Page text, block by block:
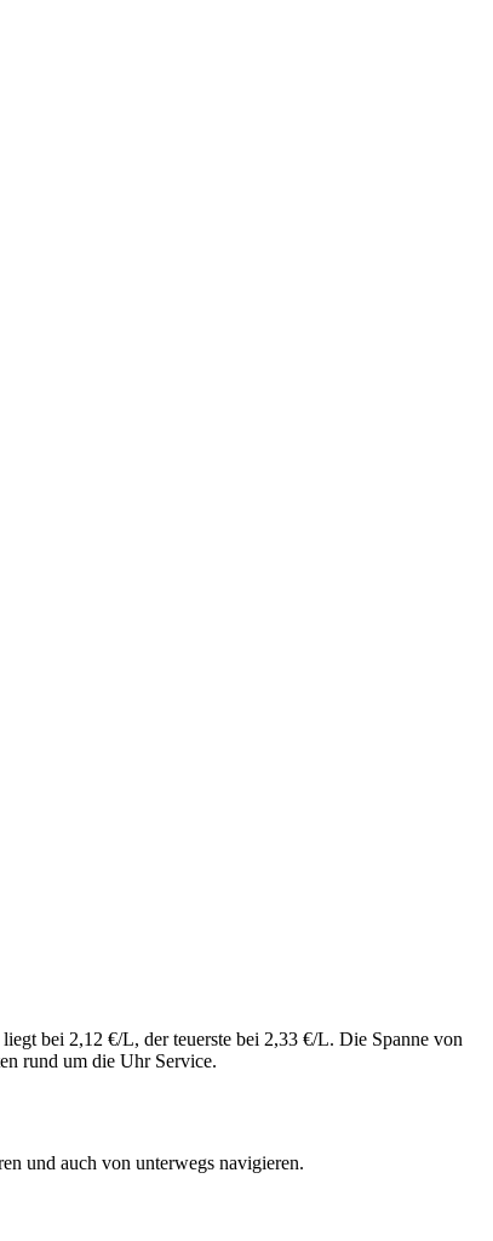
bei 2,12 €/L, der teuerste bei 2,33 €/L. Die Spanne von
rund um die Uhr Service.
und auch von unterwegs navigieren.